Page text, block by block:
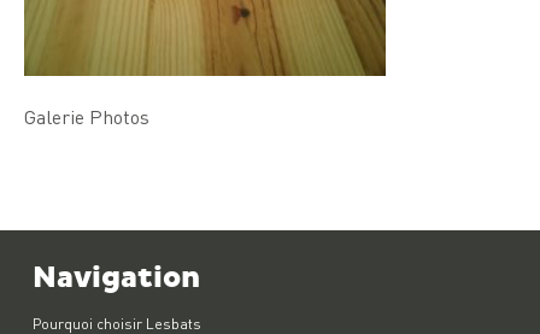
Galerie Photos
Navigation
Pourquoi choisir Lesbats